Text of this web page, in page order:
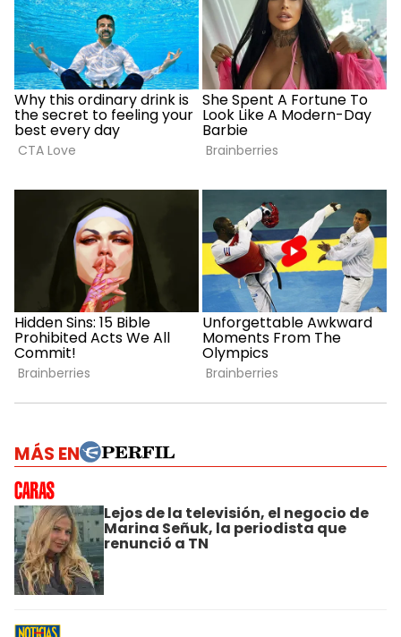
MÁS EN
Lejos de la televisión, el negocio de
Marina Señuk, la periodista que
renunció a TN